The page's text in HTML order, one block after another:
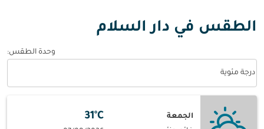
الطقس في دار السلام
وحدة الطقس:
درجة مئوية
الجمعة
31°C